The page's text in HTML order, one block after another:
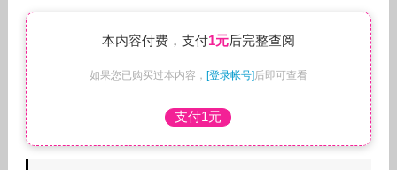
本内容付费，支付1元后完整查阅
如果您已购买过本内容， [登录帐号]后即可查看
支付1元